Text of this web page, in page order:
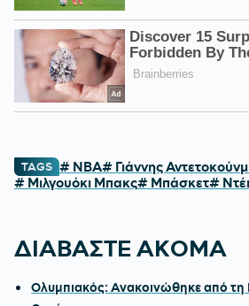
TAGS # NBA# Γιάννης
# Μιλγουόκι Μπακς# Μπάσκετ#
ΔΙΑΒΑΣΤΕ ΑΚΟΜΑ
Ολυμπιακός: Ανακοινώθηκε από τη